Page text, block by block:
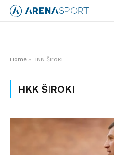
Home » HKK Široki
HKK ŠIROKI